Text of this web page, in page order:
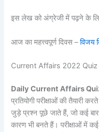
इस लेख को अंग्रेजी में पढ़ने के
आज का महत्त्वपूर्ण दिवस –विजय
Current Affairs 2022
Daily Current Affairs
प्रतियोगी परीक्षाओं की तैयारी
जुड़े प्रश्न पूछे जाते हैं, जो कई
कारण भी बनते हैं। परीक्षाओं में